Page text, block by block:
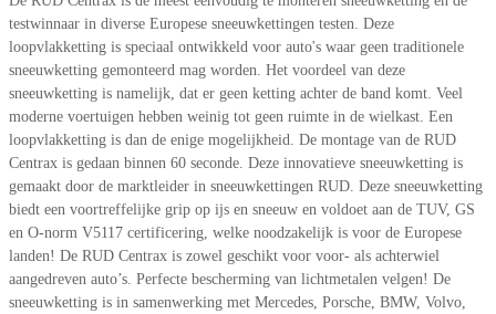
testwinnaar in diverse Europese sneeuwkettingen testen. Deze
loopvlakketting is speciaal ontwikkeld voor auto's waar geen traditionele
sneeuwketting gemonteerd mag worden. Het voordeel van deze
sneeuwketting is namelijk, dat er geen ketting achter de band komt. Veel
moderne voertuigen hebben weinig tot geen ruimte in de wielkast. Een
loopvlakketting is dan de enige mogelijkheid. De montage van de RUD
Centrax is gedaan binnen 60 seconde. Deze innovatieve sneeuwketting is
gemaakt door de marktleider in sneeuwkettingen RUD. Deze sneeuwketting
biedt een voortreffelijke grip op ijs en sneeuw en voldoet aan de TUV, GS
en O-norm V5117 certificering, welke noodzakelijk is voor de Europese
landen! De RUD Centrax is zowel geschikt voor voor- als achterwiel
aangedreven auto’s. Perfecte bescherming van lichtmetalen velgen! De
sneeuwketting is in samenwerking met Mercedes, Porsche, BMW, Volvo,